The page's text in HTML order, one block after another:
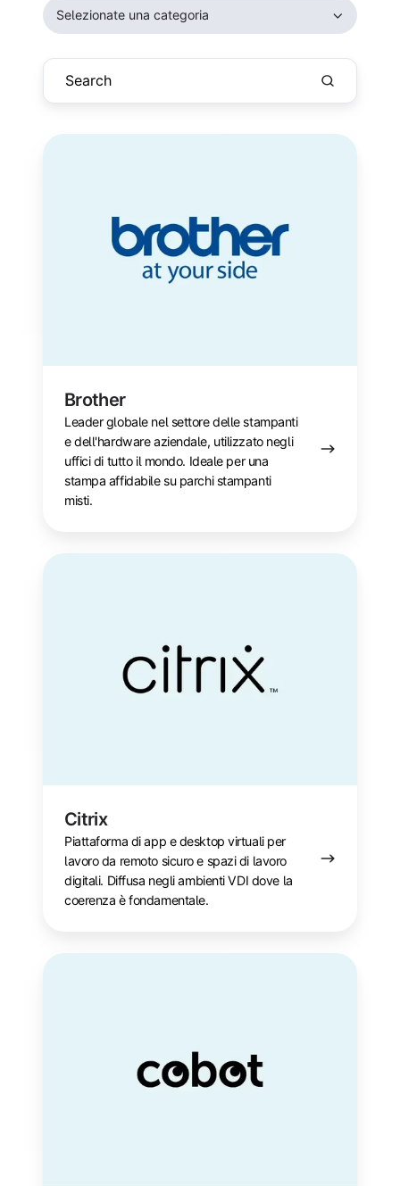
Selezionate una categoria
Brother
Leader globale nel settore delle stampanti
e dell'hardware aziendale, utilizzato negli
uffici di tutto il mondo. Ideale per una
stampa affidabile su parchi stampanti
misti.
Brother
Citrix
Piattaforma di app e desktop virtuali per
lavoro da remoto sicuro e spazi di lavoro
digitali. Diffusa negli ambienti VDI dove la
coerenza è fondamentale.
Citrix
Cobot